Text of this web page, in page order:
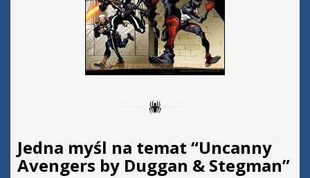
Jedna myśl na temat “Uncanny
Avengers by Duggan & Stegman”